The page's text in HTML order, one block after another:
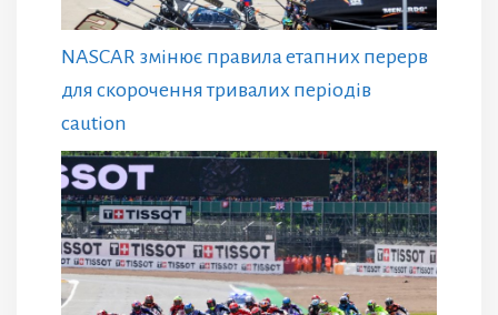
NASCAR змінює правила етапних перерв
для скорочення тривалих періодів
caution